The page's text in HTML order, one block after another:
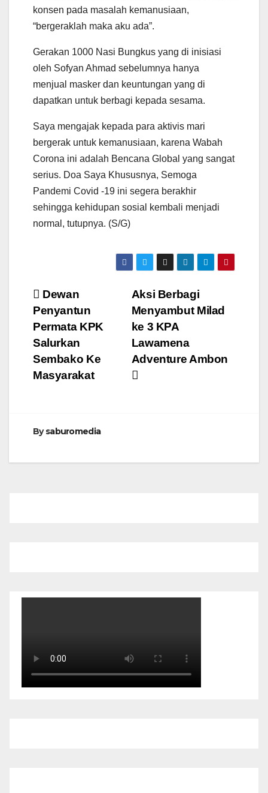
konsen pada masalah kemanusiaan,
“bergeraklah maka aku ada”.
Gerakan 1000 Nasi Bungkus yang di inisiasi
oleh Sofyan Ahmad sebelumnya hanya
menjual masker dan keuntungan yang di
dapatkan untuk berbagi kepada sesama.
Saya mengajak kepada para aktivis mari
bergerak untuk kemanusiaan, karena Wabah
Corona ini adalah Bencana Global yang sangat
serius. Doa Saya Khususnya, Semoga
Pandemi Covid -19 ini segera berakhir
sehingga kehidupan sosial kembali menjadi
normal, tutupnya. (S/G)
Navigasi
pos
Aksi Berbagi
Menyambut Milad
ke 3 KPA
Lawamena
Adventure Ambon
Dewan
Penyantun
Permata KPK
Salurkan
Sembako Ke
Masyarakat
Bysaburomedia